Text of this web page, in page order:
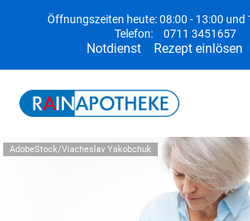
Öffnungszeiten heute: 08:00 - 13:00 und
Telefon:
0711 3451657
Notdienst Rezept einlösen
AdobeStock/Viacheslav Yakobchuk